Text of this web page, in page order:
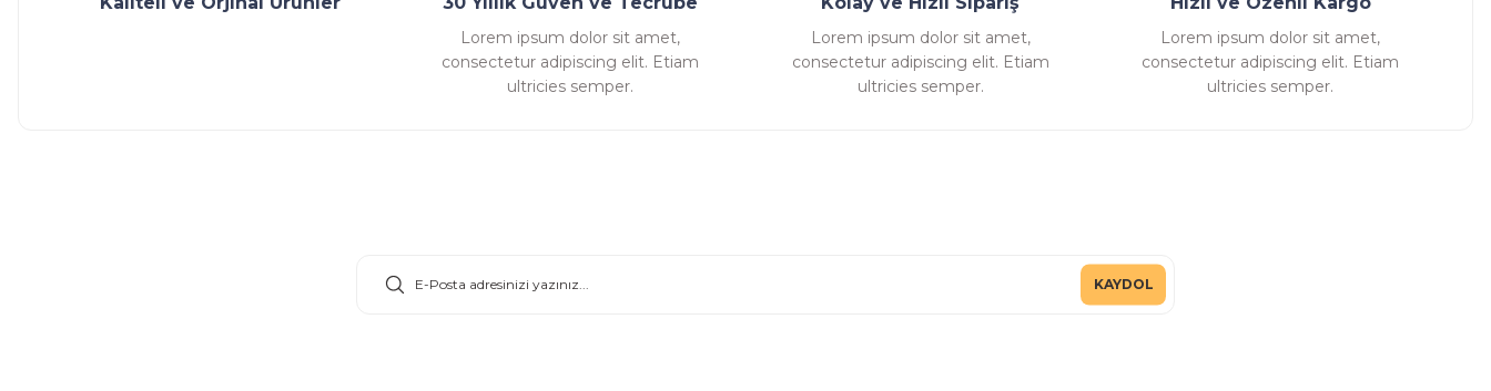
Lorem ipsum dolor sit amet,
consectetur adipiscing elit. Etiam
ultricies semper.
Lorem ipsum dolor sit amet,
consectetur adipiscing elit. Etiam
ultricies semper.
Lorem ipsum dolor sit amet,
consectetur adipiscing elit. Etiam
ultricies semper.
KAYDOL